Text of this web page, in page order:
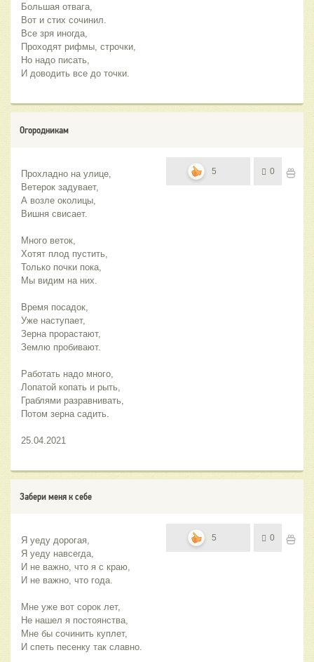
Большая отвага,
Вот и стих сочинил.
Все зря иногда,
Проходят рифмы, строчки,
Но надо писать,
И доводить все до точки.
Огородникам
Прохладно на улице,
Ветерок задувает,
А возле околицы,
Вишня свисает.
Много веток,
Хотят плод пустить,
Только почки пока,
Мы видим на них.
Время посадок,
Уже наступает,
Зерна прорастают,
Землю пробивают.
Работать надо много,
Лопатой копать и рыть,
Граблями разравнивать,
Потом зерна садить.
25.04.2021
5 0
Забери меня к себе
Я уеду дорогая,
Я уеду навсегда,
И не важно, что я с краю,
И не важно, что года.
Мне уже вот сорок лет,
Не нашел я постоянства,
Мне бы сочинить куплет,
И спеть песенку так славно.
5 0